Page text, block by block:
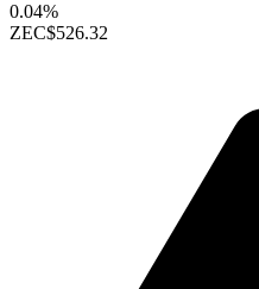
0.04%
ZEC$526.32